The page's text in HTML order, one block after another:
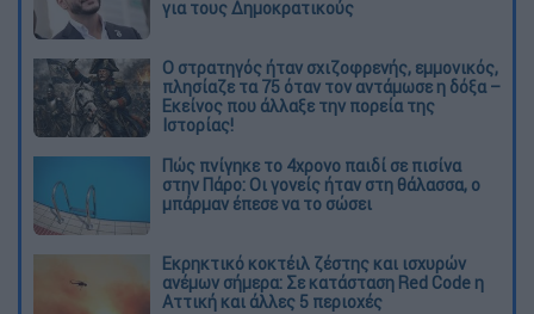
για τους Δημοκρατικούς
O στρατηγός ήταν σχιζοφρενής, εμμονικός,
πλησίαζε τα 75 όταν τον αντάμωσε η δόξα –
Εκείνος που άλλαξε την πορεία της
Ιστορίας!
Πώς πνίγηκε το 4χρονο παιδί σε πισίνα
στην Πάρο: Οι γονείς ήταν στη θάλασσα, ο
μπάρμαν έπεσε να το σώσει
Εκρηκτικό κοκτέιλ ζέστης και ισχυρών
ανέμων σήμερα: Σε κατάσταση Red Code η
Αττική και άλλες 5 περιοχές